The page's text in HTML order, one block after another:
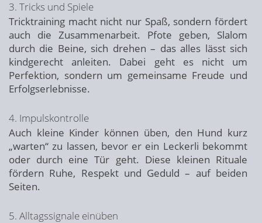
3. Tricks und Spiele
Tricktraining macht nicht nur Spaß, sondern fördert
auch die Zusammenarbeit. Pfote geben, Slalom
durch die Beine, sich drehen – das alles lässt sich
kindgerecht anleiten. Dabei geht es nicht um
Perfektion, sondern um gemeinsame Freude und
Erfolgserlebnisse.
4. Impulskontrolle
Auch kleine Kinder können üben, den Hund kurz
„warten“ zu lassen, bevor er ein Leckerli bekommt
oder durch eine Tür geht. Diese kleinen Rituale
fördern Ruhe, Respekt und Geduld – auf beiden
Seiten.
5. Alltagssignale einüben